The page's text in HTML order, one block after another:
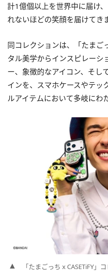
計1億個以上を世界中に届け
れないほどの笑顔を届けてき
同コレクションは、「たまご
タル美学からインスピレーシ
ー、象徴的なアイコン、そし
インを、スマホケースやテッ
ルアイテムにおいて多岐にわ
「たまごっち x CASETiFY」